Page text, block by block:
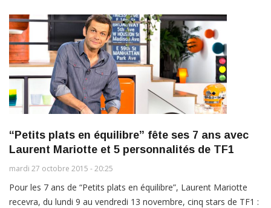
“Petits plats en équilibre” fête ses 7 ans avec
Laurent Mariotte et 5 personnalités de TF1
mardi 27 octobre 2015 - 20:25
Pour les 7 ans de “Petits plats en équilibre”, Laurent Mariotte
recevra, du lundi 9 au vendredi 13 novembre, cinq stars de TF1 :